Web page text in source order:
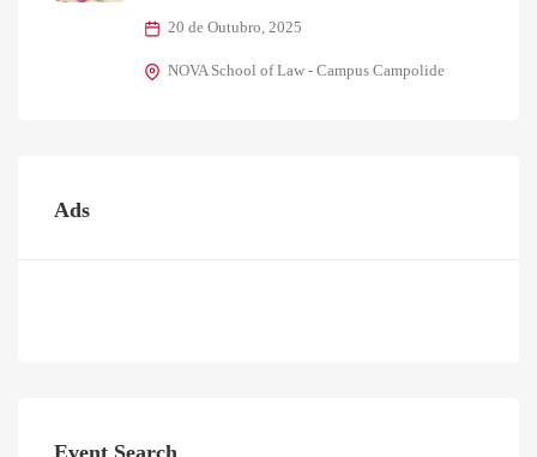
20 de Outubro, 2025
NOVA School of Law - Campus Campolide
Ads